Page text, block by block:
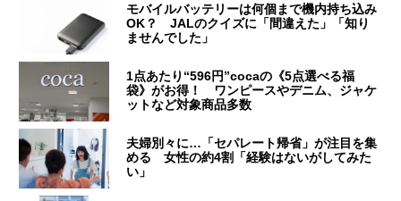
モバイルバッテリーは何個まで機内持ち込み
OK？ JALのクイズに「間違えた」「知り
ませんでした」
1点あたり“596円”cocaの《5点選べる福
袋》がお得！ ワンピースやデニム、ジャケ
ットなど対象商品多数
夫婦別々に…「セパレート帰省」が注目を集
める 女性の約4割「経験はないがしてみた
い」